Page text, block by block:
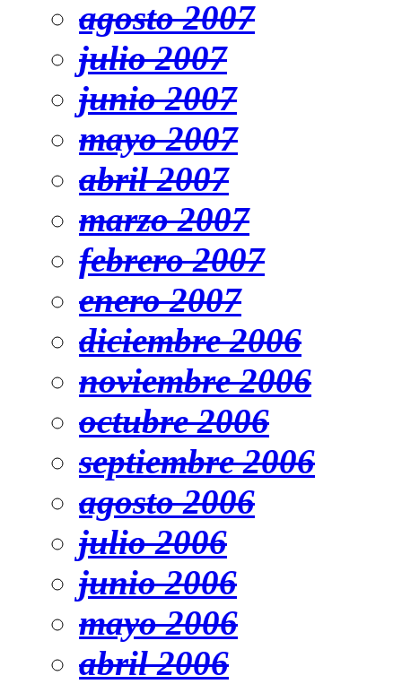
agosto 2007
julio 2007
junio 2007
mayo 2007
abril 2007
marzo 2007
febrero 2007
enero 2007
diciembre 2006
noviembre 2006
octubre 2006
septiembre 2006
agosto 2006
julio 2006
junio 2006
mayo 2006
abril 2006